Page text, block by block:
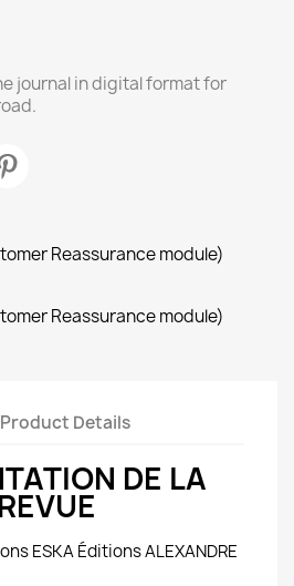
journal in digital format for
Reassurance module)
Reassurance module)
Product Details
DE LA
REVUE
ESKA Éditions ALEXANDRE